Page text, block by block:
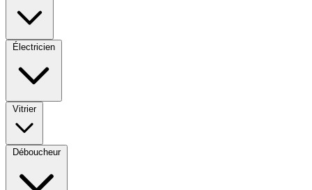
Électricien
Vitrier
Déboucheur